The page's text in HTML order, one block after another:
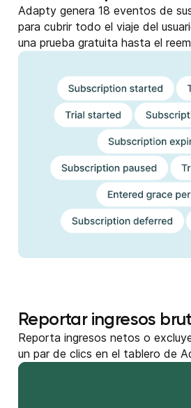
Adapty genera 18 eventos de
para cubrir todo el viaje del
una prueba gratuita hasta el
Reportar ingresos
Reporta ingresos netos o
un par de clics en el tablero de